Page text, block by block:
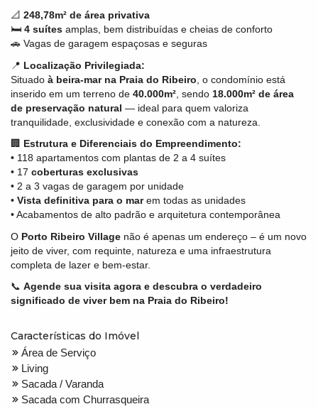
📐 248,78m² de área privativa
🛏 4 suítes amplas, bem distribuídas e cheias de conforto
🚗 Vagas de garagem espaçosas e seguras
📍 Localização Privilegiada:
Situado à beira-mar na Praia do Ribeiro , o condomínio está
inserido em um terreno de 40.000m² , sendo 18.000m² de área
de preservação natural — ideal para quem valoriza
tranquilidade, exclusividade e conexão com a natureza.
🏢 Estrutura e Diferenciais do Empreendimento:
• 118 apartamentos com plantas de 2 a 4 suítes
• 17 coberturas exclusivas
• 2 a 3 vagas de garagem por unidade
• Vista definitiva para o marem todas as unidades
• Acabamentos de alto padrão e arquitetura contemporânea
O Porto Ribeiro Village não é apenas um endereço – é um novo
jeito de viver, com requinte, natureza e uma infraestrutura
completa de lazer e bem-estar.
📞 Agende sua visita agora e descubra o verdadeiro
significado de viver bem na Praia do Ribeiro!
Características do Imóvel
Área de Serviço
Living
Sacada / Varanda
Sacada com Churrasqueira